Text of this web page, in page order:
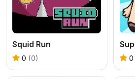
Squid Run
0 (0) 0